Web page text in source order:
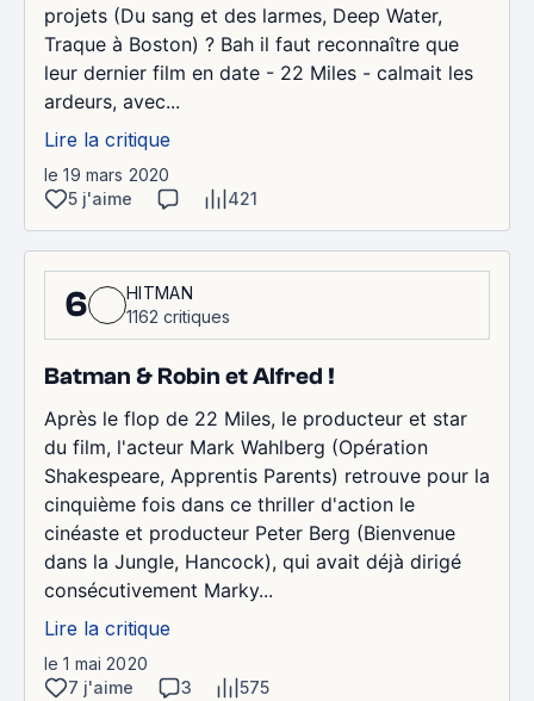
projets (Du sang et des larmes, Deep Water,
Traque à Boston) ? Bah il faut reconnaître que
leur dernier film en date - 22 Miles - calmait les
ardeurs, avec...
Lire la critique
le 19 mars 2020
5 j'aime
421
6
HITMAN
1162 critiques
Batman & Robin et Alfred !
Après le flop de 22 Miles, le producteur et star
du film, l'acteur Mark Wahlberg (Opération
Shakespeare, Apprentis Parents) retrouve pour la
cinquième fois dans ce thriller d'action le
cinéaste et producteur Peter Berg (Bienvenue
dans la Jungle, Hancock), qui avait déjà dirigé
consécutivement Marky...
Lire la critique
le 1 mai 2020
7 j'aime
3 575